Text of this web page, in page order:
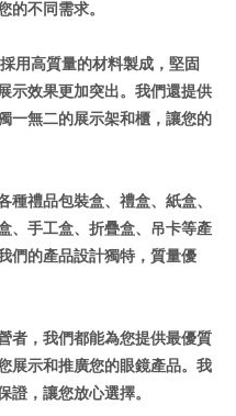
的不同需求。
用高質量的材料製成，堅固
示效果更加突出。我們還提供
一無二的展示架和櫃，讓您的
種禮品包裝盒、禮盒、紙盒、
、手工盒、折疊盒、吊卡等產
們的產品設計獨特，質量優
者，我們都能為您提供最優質
展示和推廣您的眼鏡產品。我
證，讓您放心選擇。